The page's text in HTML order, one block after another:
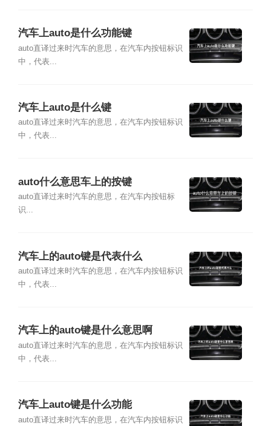
汽车上auto是什么功能键
auto直译过来时汽车的意思，在汽车内按钮标识
中，代表...
汽车上auto是什么键
auto直译过来时汽车的意思，在汽车内按钮标识
中，代表...
auto什么意思车上的按键
auto直译过来时汽车的意思，在汽车内按钮标
识...
汽车上的auto键是代表什么
auto直译过来时汽车的意思，在汽车内按钮标识
中，代表...
汽车上的auto键是什么意思啊
auto直译过来时汽车的意思，在汽车内按钮标识
中，代表...
汽车上auto键是什么功能
auto直译过来时汽车的意思，在汽车内按钮标识